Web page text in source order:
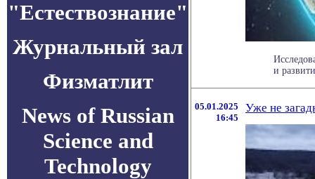
"Естествознание"
Журнальный зал
Физматлит
News of Russian
Science and
Technology
и
05.01.2025
16:45
Уже не